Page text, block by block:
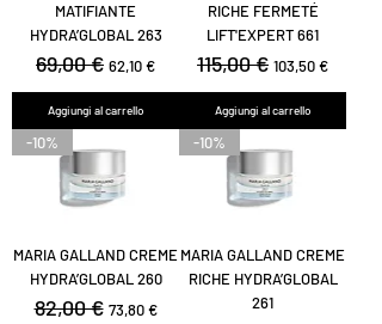
MATIFIANTE
HYDRA’GLOBAL 263
Prezzo regolare
69,00 € Prezzo scontato
62,10 €
Aggiungi al carrello
RICHE FERMETÉ
LIFT'EXPERT 661
Prezzo regolare
115,00 € Prezzo scontato
103,50 €
Aggiungi al carrello
-10%
MARIA GALLAND CREME
HYDRA’GLOBAL 260
Prezzo regolare
82,00 € Prezzo scontato
73,80 €
-10%
MARIA GALLAND CREME
RICHE HYDRA’GLOBAL
261